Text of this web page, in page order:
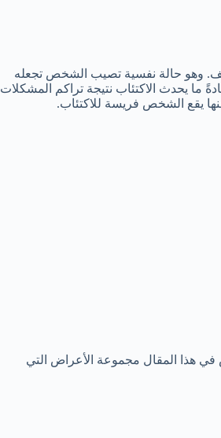
وهو حالة نفسية تصيب الشخص تجعله
ما يحدث الاكتئاب نتيجة تراكم المشكلات
يقع الشخص فريسة للاكتئاب.
هذا المقال مجموعة الأعراض التي